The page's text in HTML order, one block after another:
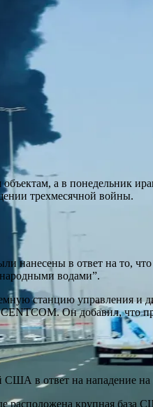
а в понедельник
трехмесячной войны.
в ответ на то, что
водами”.
станцию управления и
Он добавил, что
в ответ на нападение на
расположена крупная база